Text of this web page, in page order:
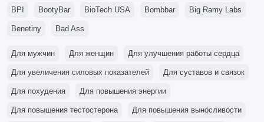
BPI BootyBar BioTech USA Bombbar Big Ramy Labs
Benetiny Bad Ass
Для мужчин Для женщин Для улучшения работы сердца
Для увеличения силовых показателей Для суставов и связок
Для похудения Для повышения энергии
Для повышения тестостерона Для повышения выносливости